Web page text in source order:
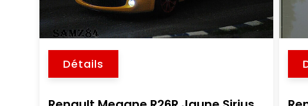
Détails